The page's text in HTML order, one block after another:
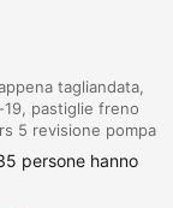
tagliandata,
pastiglie freno
5 revisione pompa
motore è
sempre eseguito
persone hanno